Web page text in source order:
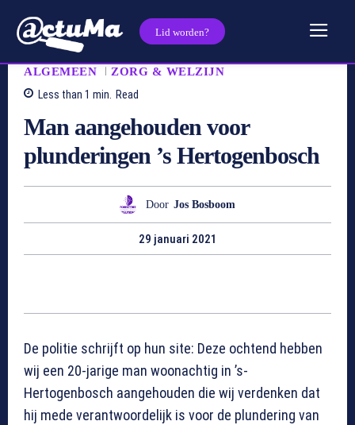
Lid worden?
ALGEMEEN
ZORG & WELZIJN
Less than 1 min. Read
Man aangehouden voor
plunderingen ’s Hertogenbosch
Door Jos Bosboom
29 januari 2021
De politie schrijft op hun site: Deze ochtend hebben
wij een 20-jarige man woonachtig in ’s-
Hertogenbosch aangehouden die wij verdenken dat
hij mede verantwoordelijk is voor de plundering van